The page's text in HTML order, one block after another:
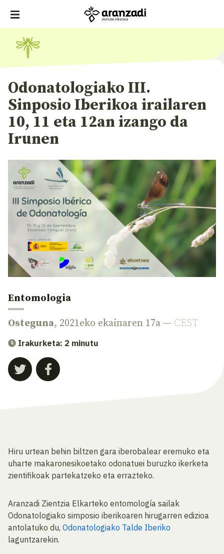
Odonatologiako III.
Sinposio Iberikoa irailaren
10, 11 eta 12an izango da
Irunen
Entomologia
Osteguna, 2021eko ekainaren 17a — CEST
Irakurketa: 2 minutu
Hiru urtean behin biltzen gara iberobalear eremuko eta
uharte makaronesikoetako odonatuei buruzko ikerketa
zientifikoak partekatzeko eta errazteko.
Aranzadi Zientzia Elkarteko entomología sailak
Odonatologiako simposio iberikoaren hirugarren edizioa
antolatuko du, Odonatologiako Talde Iberiko
laguntzarekin.